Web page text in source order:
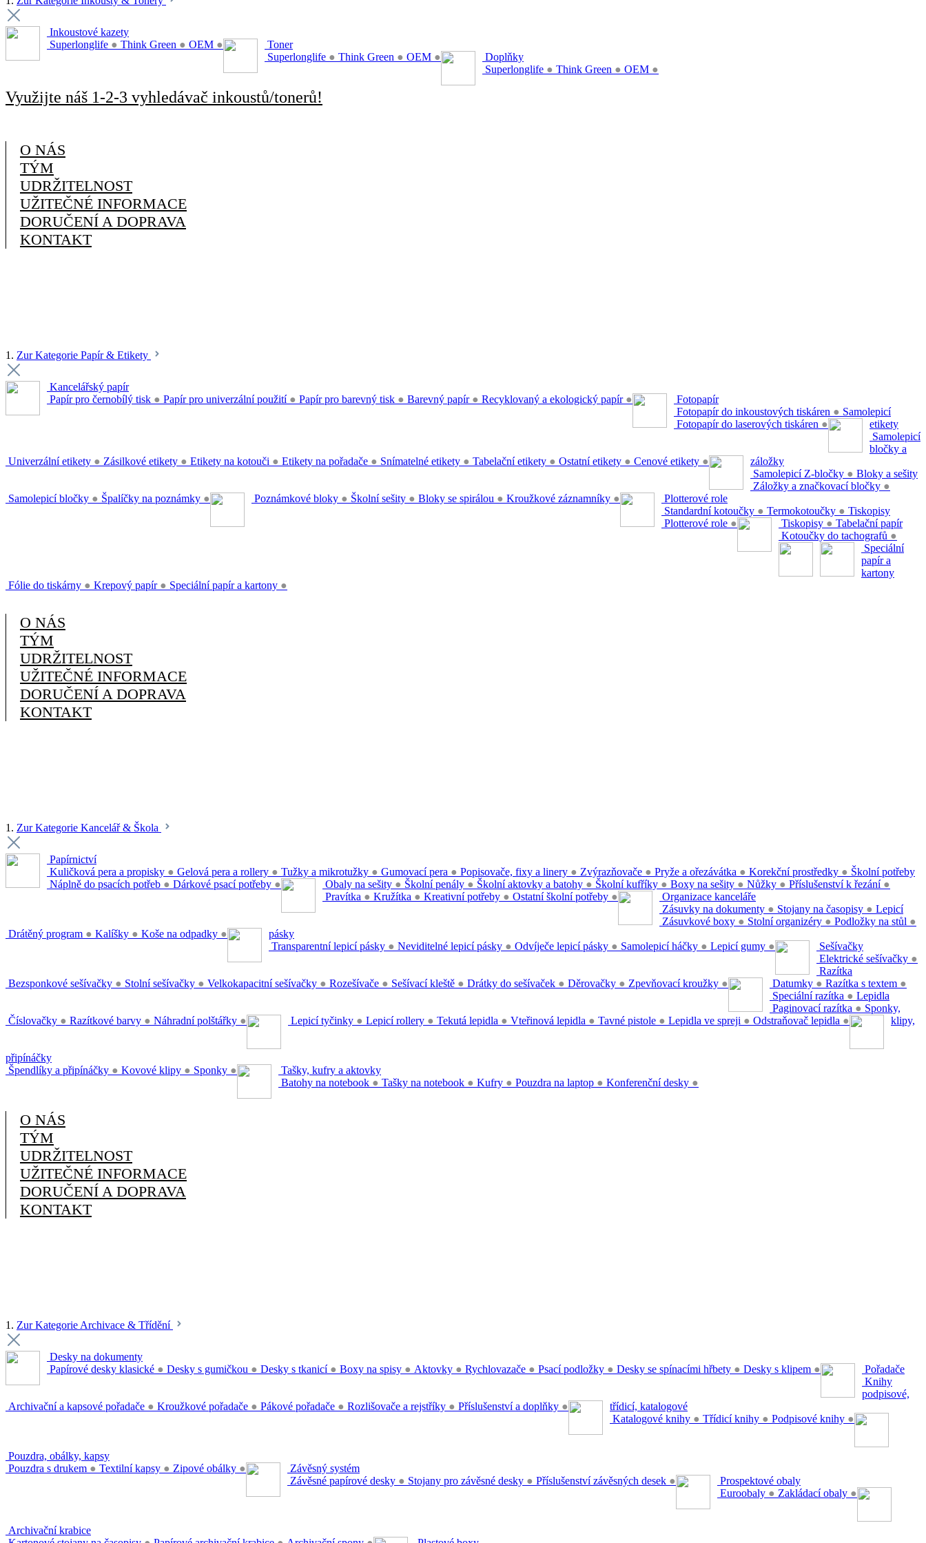
Inkoustové kazety
Superlonglife ● Think Green ● OEM ●
Toner
Superlonglife ● Think Green ● OEM ●
Doplňky
Superlonglife ● Think Green ● OEM ●
Využijte náš 1-2-3 vyhledávač inkoustů/tonerů!
O NÁS
TÝM
UDRŽITELNOST
UŽITEČNÉ INFORMACE
DORUČENÍ A DOPRAVA
KONTAKT
1. Zur Kategorie Papír & Etikety
Kancelářský papír
Papír pro černobílý tisk ● Papír pro univerzální použití ● Papír pro barevný tisk ● Barevný papír ● Recyklovaný a ekologický papír ●
Fotopapír
Fotopapír do inkoustových tiskáren ●
Fotopapír do laserových tiskáren ●
Samolepicí
etikety
Univerzální etikety ● Zásilkové etikety ● Etikety na kotouči ● Etikety na pořadače ● Snímatelné etikety ● Tabelační etikety ● Ostatní etikety ● Cenové etikety ●
Samolepicí
bločky a
záložky
Samolepicí Z-bločky ●
Záložky a značkovací bločky ●
Samolepicí bločky ● Špalíčky na poznámky ●
Bloky a sešity
Poznámkové bloky ● Školní sešity ● Bloky se spirálou ● Kroužkové záznamníky ●
Plotterové role
Standardní kotoučky ● Termokotoučky ●
Plotterové role ●
Tiskopisy
Tiskopisy ●
Kotoučky do tachografů ●
Tabelační papír
Speciální
papír a
kartony
Fólie do tiskárny ● Krepový papír ● Speciální papír a kartony ●
O NÁS
TÝM
UDRŽITELNOST
UŽITEČNÉ INFORMACE
DORUČENÍ A DOPRAVA
KONTAKT
1. Zur Kategorie Kancelář & Škola
Papírnictví
Kuličková pera a propisky ● Gelová pera a rollery ● Tužky a mikrotužky ● Gumovací pera ● Popisovače, fixy a linery ● Zvýrazňovače ● Pryže a ořezávátka ● Korekční prostředky ●
Náplně do psacích potřeb ● Dárkové psací potřeby ●
Školní potřeby
Obaly na sešity ● Školní penály ● Školní aktovky a batohy ● Školní kufříky ● Boxy na sešity ● Nůžky ● Příslušenství k řezání ●
Pravítka ● Kružítka ● Kreativní potřeby ● Ostatní školní potřeby ●
Organizace kanceláře
Zásuvky na dokumenty ● Stojany na časopisy ●
Zásuvkové boxy ● Stolní organizéry ● Podložky na stůl ●
Drátěný program ● Kalíšky ● Koše na odpadky ●
Lepicí
pásky
Transparentní lepicí pásky ● Neviditelné lepicí pásky ● Odvíječe lepicí pásky ● Samolepicí háčky ● Lepicí gumy ●
Sešívačky
Elektrické sešívačky ●
Bezsponkové sešívačky ● Stolní sešívačky ● Velkokapacitní sešívačky ● Rozešívače ● Sešívací kleště ● Drátky do sešívaček ● Děrovačky ● Zpevňovací kroužky ●
Razítka
Datumky ● Razítka s textem ●
Speciální razítka ●
Paginovací razítka ●
Číslovačky ● Razítkové barvy ● Náhradní polštářky ●
Lepidla
Lepicí tyčinky ● Lepicí rollery ● Tekutá lepidla ● Vteřinová lepidla ● Tavné pistole ● Lepidla ve spreji ● Odstraňovač lepidla ●
Sponky,
klipy,
připínáčky
Špendlíky a připínáčky ● Kovové klipy ● Sponky ●
Tašky, kufry a aktovky
Batohy na notebook ● Tašky na notebook ● Kufry ● Pouzdra na laptop ● Konferenční desky ●
O NÁS
TÝM
UDRŽITELNOST
UŽITEČNÉ INFORMACE
DORUČENÍ A DOPRAVA
KONTAKT
1. Zur Kategorie Archivace & Třídění
Desky na dokumenty
Papírové desky klasické ● Desky s gumičkou ● Desky s tkanicí ● Boxy na spisy ● Aktovky ● Rychlovazače ● Psací podložky ● Desky se spínacími hřbety ● Desky s klipem ● Pořadače
Archivační a kapsové pořadače ● Kroužkové pořadače ● Pákové pořadače ● Rozlišovače a rejstříky ● Příslušenství a doplňky ●
Knihy
podpisové,
třídicí, katalogové
Katalogové knihy ● Třídicí knihy ● Podpisové knihy ●
Pouzdra, obálky, kapsy
Pouzdra s drukem ● Textilní kapsy ● Zipové obálky ●
Závěsný systém
Závěsné papírové desky ● Stojany pro závěsné desky ● Příslušenství závěsných desek ●
Prospektové obaly
Euroobaly ● Zakládací obaly ●
Archivační krabice